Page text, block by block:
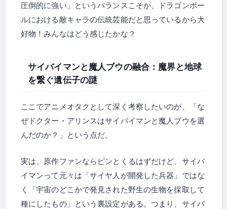
圧倒的に強い」というバランスこそが、ドラゴンボー
ルにおける敵キャラの伝統芸能だと思っているから大
好物！みんなはどう感じたかな？
サイバイマンと魔人ブウの融合：魔界と地球
を繋ぐ遺伝子の謎
ここでアニメオタクとして深く考察したいのが、「な
ぜドクター・アリンスはサイバイマンと魔人ブウを選
んだのか？」という点だ。
実は、原作ファンならピンとくるはずだけど、サイバ
イマンって元々は「サイヤ人が開発した兵器」ではな
く「宇宙のどこかで発見された野生の生物を採取して
種にしたもの」という裏設定がある。つまり、サイバ